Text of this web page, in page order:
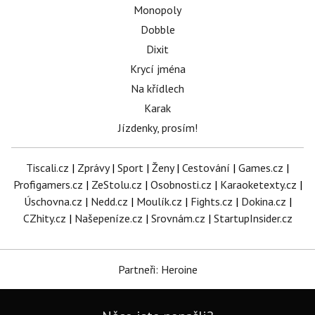
Monopoly
Dobble
Dixit
Krycí jména
Na křídlech
Karak
Jízdenky, prosím!
Tiscali.cz | Zprávy| Sport | Ženy| Cestování | Games.cz |
Profigamers.cz | ZeStolu.cz | Osobnosti.cz | Karaoketexty.cz |
Úschovna.cz | Nedd.cz | Moulík.cz | Fights.cz | Dokina.cz |
CZhity.cz | Našepeníze.cz | Srovnám.cz | StartupInsider.cz
Partneři: Heroine